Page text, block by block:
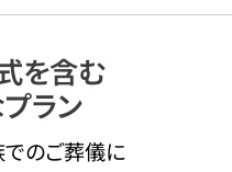
を含む
ラン
のご葬儀に